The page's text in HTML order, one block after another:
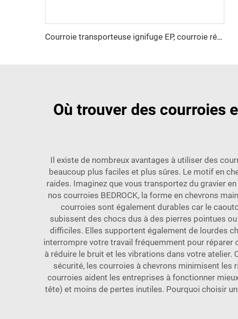
Courroie transporteuse ignifuge EP, courroie résistante au feu pour mine de charbon et usine de fabrication
Où trouver des courroies
Il existe de nombreux avantages à utiliser des
beaucoup plus faciles et plus sûres. Le motif en
raides. Imaginez que vous transportez du gravier
nos courroies BEDROCK, la forme en chevrons
courroies sont également durables car le
subissent des chocs dus à des pierres pointues
difficiles. Elles supportent également de lourdes
interrompre votre travail fréquemment pour réparer
à réduire le bruit et les vibrations dans votre atelier.
sécurité, les courroies à chevrons minimisent les
courroies aident les entreprises à fonctionner
tête) et moins de pertes inutiles. Pourquoi choisir